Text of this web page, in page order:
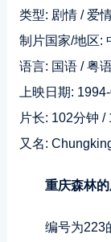
类型: 剧情 / 爱
制片国家/地区:
语言: 国语 / 粤
上映日期:
片长: 102分钟
又名:
重庆森林的
编号为223